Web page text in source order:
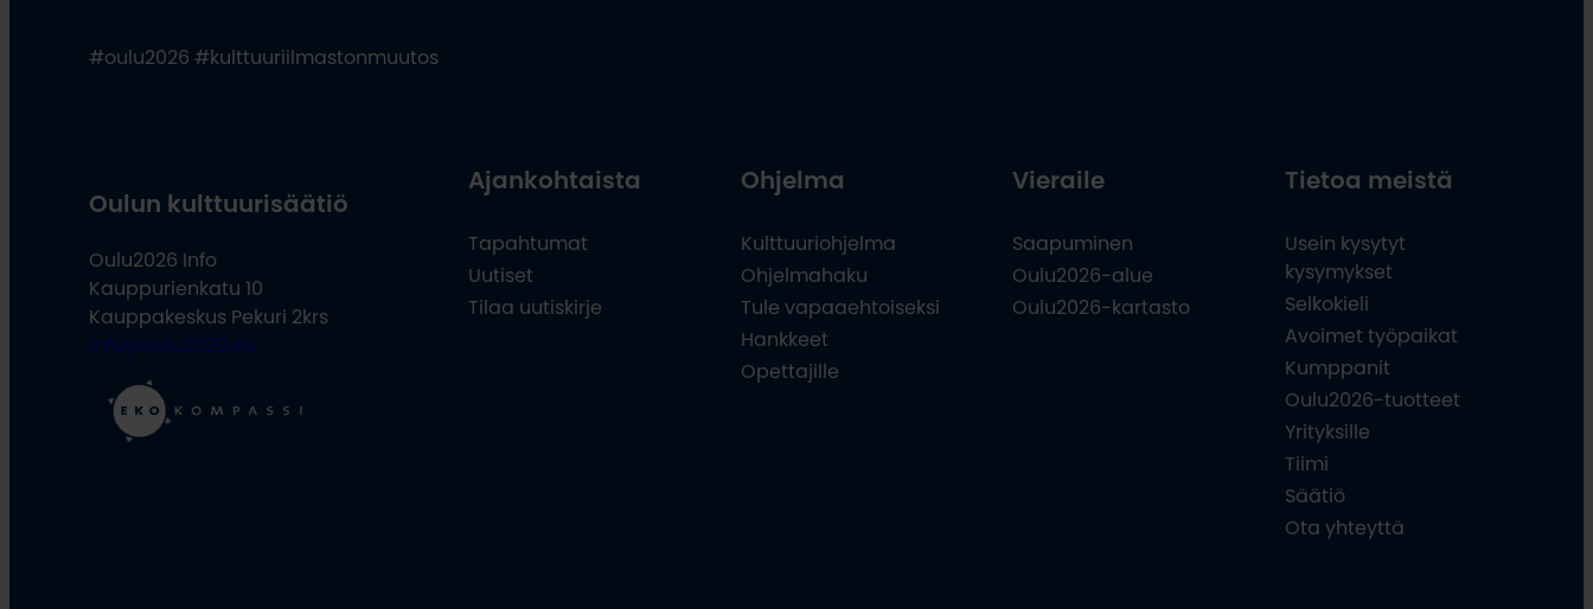
#oulu2026 #kulttuuriilmastonmuutos
Oulun kulttuurisäätiö
Oulu2026 Info
Kauppurienkatu 10
Kauppakeskus Pekuri 2krs
info@oulu2026.eu
Ajankohtaista
Tapahtumat
Uutiset
Tilaa uutiskirje
Ohjelma
Kulttuuriohjelma
Ohjelmahaku
Tule vapaaehtoiseksi
Hankkeet
Opettajille
Vieraile
Saapuminen
Oulu2026-alue
Oulu2026-kartasto
Tietoa meistä
Usein kysytyt
kysymykset
Selkokieli
Avoimet työpaikat
Kumppanit
Oulu2026-tuotteet
Yrityksille
Tiimi
Säätiö
Ota yhteyttä